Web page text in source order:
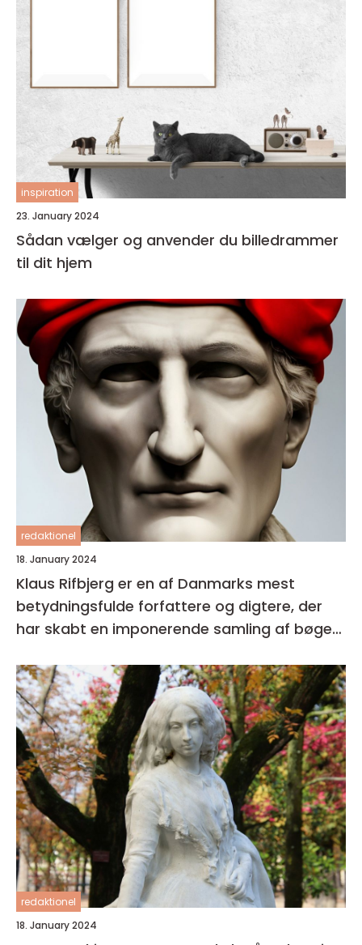
inspiration
23. January 2024
Sådan vælger og anvender du billedrammer
til dit hjem
redaktionel
18. January 2024
Klaus Rifbjerg er en af Danmarks mest
betydningsfulde forfattere og digtere, der
har skabt en imponerende samling af bøger i
redaktionel
18. January 2024